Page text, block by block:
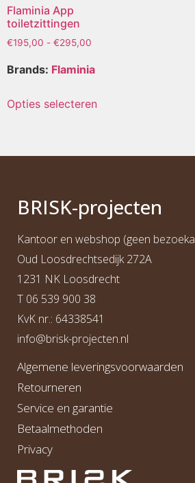
Flaminia App
toiletzittingen
€195,00 - €295,00
Brands: Flaminia
Opties selecteren
BRISK-projecten
Kantoor en webshop (geen
Oud Loosdrechtsedijk 272A
1231 NK Loosdrecht
T 06 539 900 38
KvK nr.: 64338541
info@brisk-projecten.nl
Algemene leveringsvoorwaarden
Retourneren
Service en garantie
Betaalmethoden
Privacy